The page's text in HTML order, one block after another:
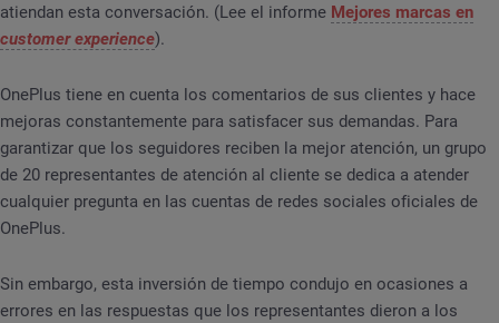
atiendan esta conversación. (Lee el informe Mejores marcas en
customer experience).
OnePlus tiene en cuenta los comentarios de sus clientes y hace
mejoras constantemente para satisfacer sus demandas. Para
garantizar que los seguidores reciben la mejor atención, un grupo
de 20 representantes de atención al cliente se dedica a atender
cualquier pregunta en las cuentas de redes sociales oficiales de
OnePlus.
Sin embargo, esta inversión de tiempo condujo en ocasiones a
errores en las respuestas que los representantes dieron a los